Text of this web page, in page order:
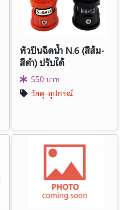
หัวปืนฉีดน้ำ N.6 (สีส้ม-
สีดำ) ปรับได้
550 บาท
วัสดุ-อุปกรณ์